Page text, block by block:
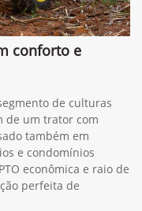
conforto e
de culturas
de um trator com
também em
e condomínios
econômica e raio de
perfeita de